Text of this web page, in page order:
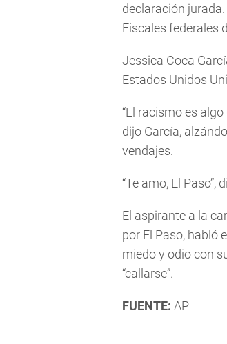
declaración
Fiscales federales
Jessica Coca
Estados Unidos
“El racismo es
dijo García,
vendajes.
“Te amo, El
El aspirante a la
por El Paso, habló
miedo y odio con
“callarse”.
FUENTE: AP